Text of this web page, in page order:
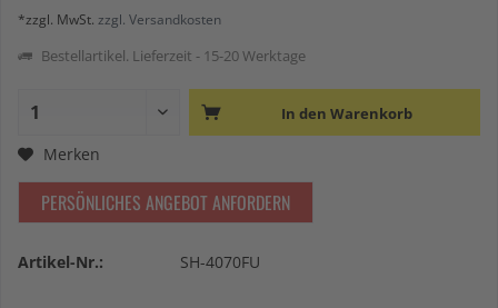
*zzgl. MwSt. zzgl. Versandkosten
Bestellartikel. Lieferzeit - 15-20 Werktage
In den Warenkorb
Merken
PERSÖNLICHES ANGEBOT ANFORDERN
Artikel-Nr.: SH-4070FU